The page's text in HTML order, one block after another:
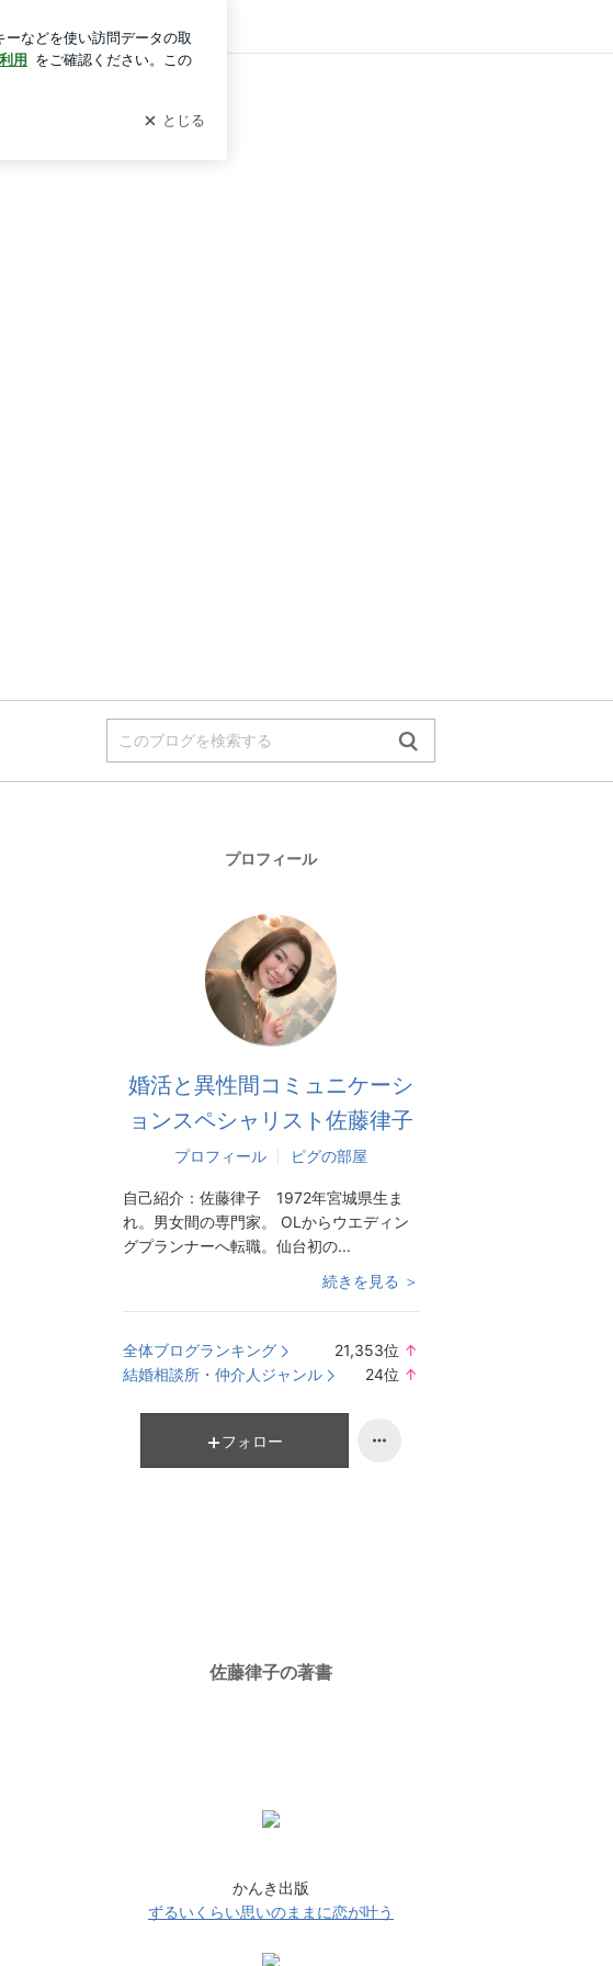
リスト佐藤律子「婚活・恋愛・男女間の交流レッスン」
ログイン
プロフィール
婚活と異性間コミュニケーシ
ョンスペシャリスト佐藤律子
プロフィール ピグの部屋
自己紹介： 佐藤律子 1972年宮城県生ま
れ。男女間の専門家。 OLからウエディン
グプランナーへ転職。仙台初の...
続きを見る ＞
全体ブログランキング 21,353位 ↑
結婚相談所・仲介人ジャンル 24位 ↑
フォロー
佐藤律子の著書
かんき出版
ずるいくらい思いのままに恋が叶う